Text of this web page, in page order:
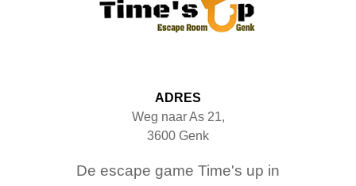
ADRES
Weg naar As 21,
3600 Genk
De escape game Time's up in